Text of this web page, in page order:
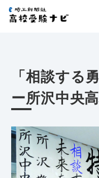
「相談する
ー所沢中央